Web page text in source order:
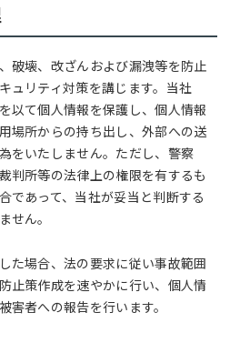
破壊、改ざんおよび漏洩等を防止
ュリティ対策を講じます。当社
以て個人情報を保護し、個人情報
場所からの持ち出し、外部への送
をいたしません。ただし、警察
判所等の法律上の権限を有するも
であって、当社が妥当と判断する
せん。
た場合、法の要求に従い事故範囲
止策作成を速やかに行い、個人情
害者への報告を行います。